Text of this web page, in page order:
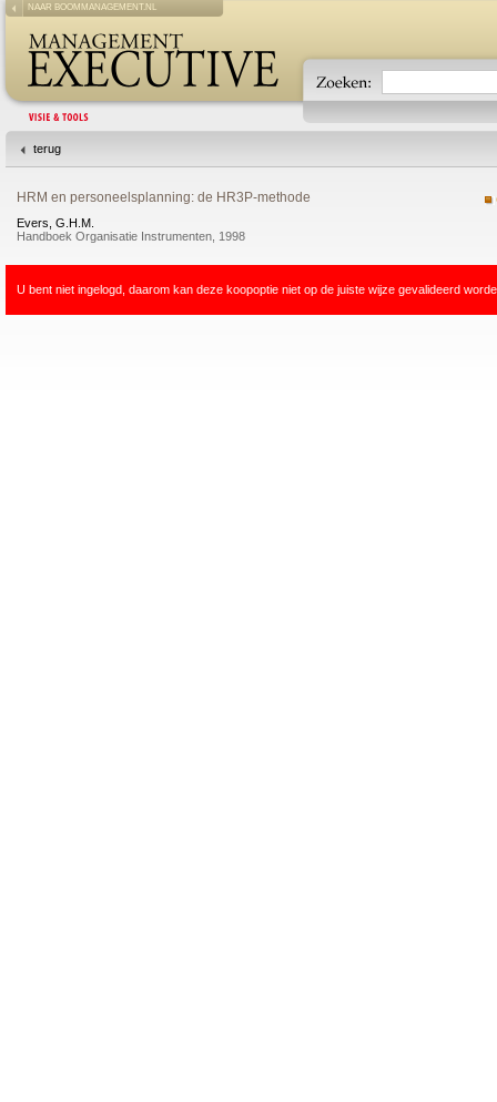
NAAR BOOMMANAGEMENT.NL
terug
HRM en personeelsplanning: de HR3P-methode
Evers, G.H.M.
Handboek Organisatie Instrumenten, 1998
U bent niet ingelogd, daarom kan deze koopoptie niet op de juiste wijze gevalideerd